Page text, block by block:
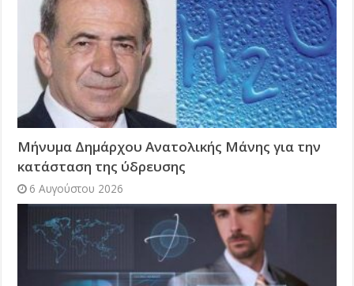
Μήνυμα Δημάρχου Ανατολικής Μάνης για την
κατάσταση της ύδρευσης
6 Αυγούστου 2026